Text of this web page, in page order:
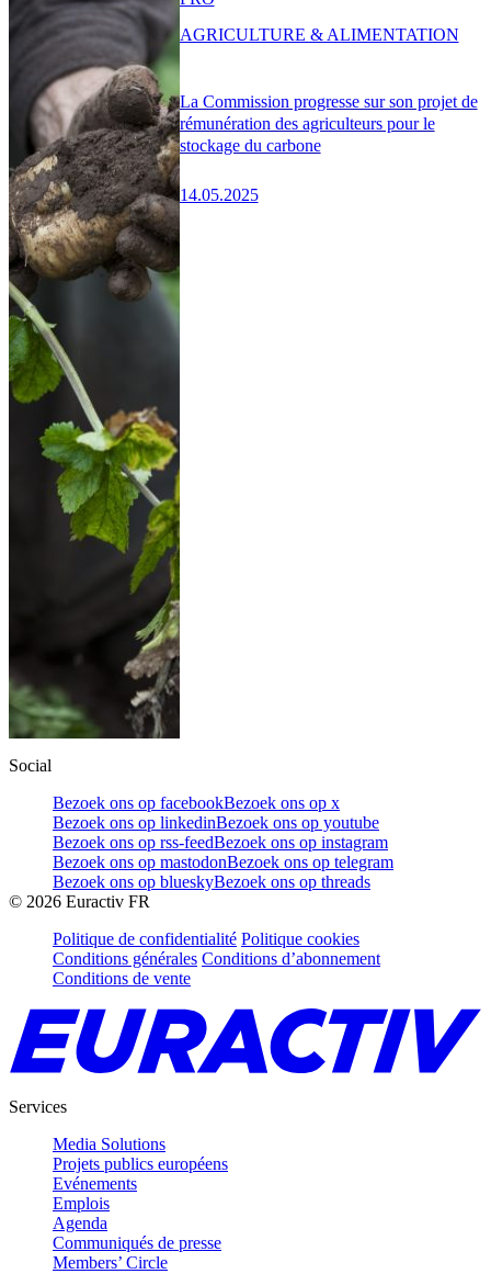
La Commission progresse sur son projet de
rémunération des agriculteurs pour le
stockage du carbone
14.05.2025
AGRICULTURE & ALIMENTATION
Social
Bezoek ons op facebookBezoek ons op x
Bezoek ons op linkedinBezoek ons op youtube
Bezoek ons op rss-feedBezoek ons op instagram
Bezoek ons op mastodonBezoek ons op telegram
Bezoek ons op blueskyBezoek ons op threads
© 2026 Euractiv FR
Politique de confidentialité Politique cookies
Conditions générales Conditions d’abonnement
Conditions de vente
Services
Media Solutions
Projets publics européens
Evénements
Emplois
Agenda
Communiqués de presse
Members’ Circle